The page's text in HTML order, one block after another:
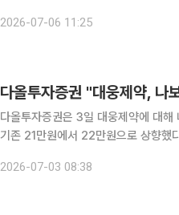
전을 통해 과도한 땀 분비를 효과적으
2026-07-06 11:25
다올투자증권 "대웅제약, 나
다올투자증권은 3일 대웅제약에 대
기존 21만원에서 22만원으로 상향했
은 678억원으로 시장 기대치를 크게
2026-07-03 08:38